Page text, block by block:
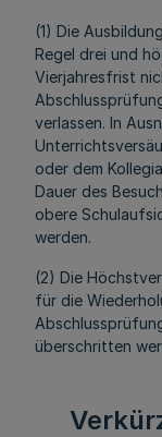
(1) Die
Regel drei und
Vierjahresfrist
verlassen. In
oder dem
Dauer des
obere
werden.
(2) Die
für die
überschritten